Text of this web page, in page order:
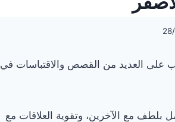
على العديد من القصص والاقتباسات في
بلطف مع الآخرين، وتقوية العلاقات مع